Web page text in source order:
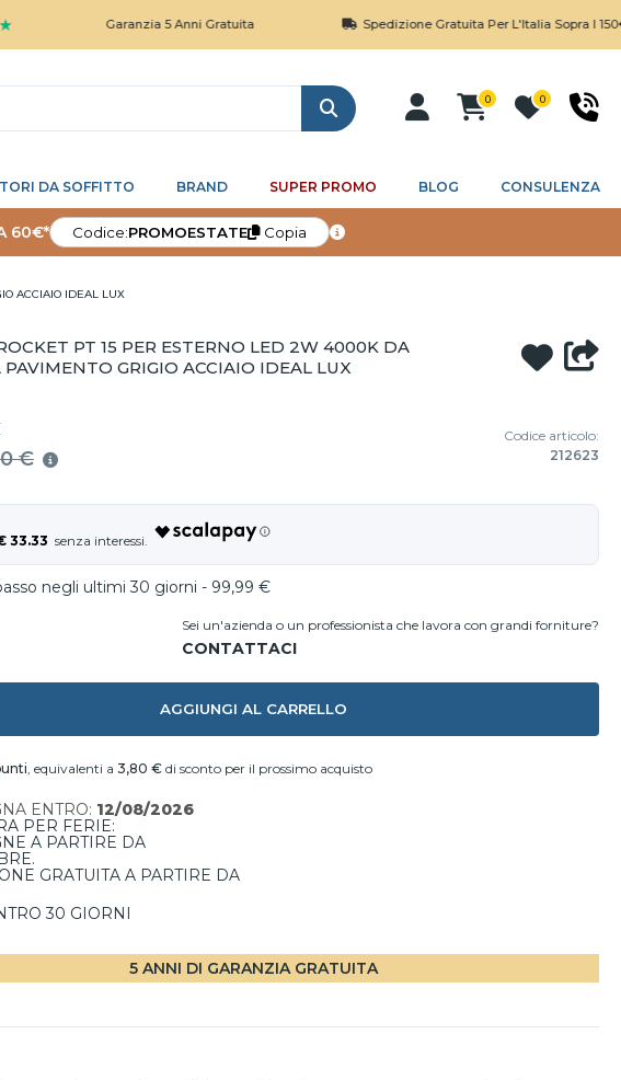
Garanzia 5 Anni Gratuita Spedizione Gratuita Per L'Italia Sopra I 150€
Cerca
0 0
DA SOFFITTO BRAND SUPER PROMO BLOG CONSULENZA
60€* Codice:PROMOESTATE Copia
ACCIAIO IDEAL LUX
PT 15 PER ESTERNO LED 2W 4000K DA
PAVIMENTO GRIGIO ACCIAIO IDEAL LUX
€
Codice articolo:
212623
33.33
negli ultimi 30 giorni - 99,99 €
Sei un'azienda o un professionista che lavora con grandi forniture?
AGGIUNGI AL CARRELLO
, equivalenti a 3,80 € di sconto per il prossimo acquisto
ENTRO: 12/08/2026
PER FERIE:
A PARTIRE DA
GRATUITA A PARTIRE DA
30 GIORNI
5 ANNI DI GARANZIA GRATUITA